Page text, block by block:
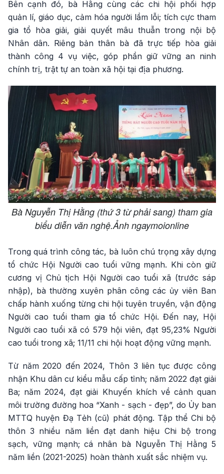
Bên cạnh đó, bà Hằng cùng các chi hội phối hợp
quản lí, giáo dục, cảm hóa người lầm lỗi; tích cực tham
gia tổ hòa giải, giải quyết mâu thuẫn trong nội bộ
Nhân dân. Riêng bản thân bà đã trực tiếp hòa giải
thành công 4 vụ việc, góp phần giữ vững an ninh
chính trị, trật tự an toàn xã hội tại địa phương.
Bà Nguyễn Thị Hằng (thứ 3 từ phải sang) tham gia
biểu diễn văn nghệ.Ảnh ngaymoionline
Trong quá trình công tác, bà luôn chú trọng xây dựng
tổ chức Hội Người cao tuổi vững mạnh. Khi còn giữ
cương vị Chủ tịch Hội Người cao tuổi xã (trước sáp
nhập), bà thường xuyên phân công các ủy viên Ban
chấp hành xuống từng chi hội tuyên truyền, vận động
Người cao tuổi tham gia tổ chức Hội. Đến nay, Hội
Người cao tuổi xã có 579 hội viên, đạt 95,23% Người
cao tuổi trong xã; 11/11 chi hội hoạt động vững mạnh.
Từ năm 2020 đến 2024, Thôn 3 liên tục được công
nhận Khu dân cư kiểu mẫu cấp tỉnh; năm 2022 đạt giải
Ba; năm 2024, đạt giải Khuyến khích về cảnh quan
môi trường đường hoa “Xanh - sạch - đẹp”, do Ủy ban
MTTQ huyện Đạ Tẻh (cũ) phát động. Tập thể Chi bộ
thôn 3 nhiều năm liền đạt danh hiệu Chi bộ trong
sạch, vững mạnh; cá nhân bà Nguyễn Thị Hằng 5
năm liền (2021-2025) hoàn thành xuất sắc nhiệm vụ.